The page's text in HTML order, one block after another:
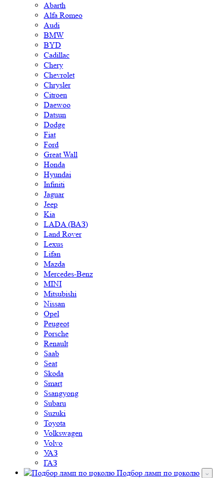
Abarth
Alfa Romeo
Audi
BMW
BYD
Cadillac
Chery
Chevrolet
Chrysler
Citroen
Daewoo
Datsun
Dodge
Fiat
Ford
Great Wall
Honda
Hyundai
Infiniti
Jaguar
Jeep
Kia
LADA (ВАЗ)
Land Rover
Lexus
Lifan
Mazda
Mercedes-Benz
MINI
Mitsubishi
Nissan
Opel
Peugeot
Porsche
Renault
Saab
Seat
Skoda
Smart
Ssangyong
Subaru
Suzuki
Toyota
Volkswagen
Volvo
УАЗ
ГАЗ
Подбор ламп по цоколю